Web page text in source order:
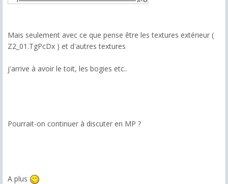
Mais seulement avec ce que pense être les textures extérieur (
Z2_01.TgPcDx ) et d'autres textures
j'arrive à avoir le toit, les bogies etc..
Pourrait-on continuer à discuter en MP ?
A plus